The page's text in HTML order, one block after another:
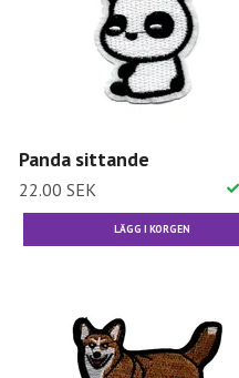
Panda sittande
22.00 SEK